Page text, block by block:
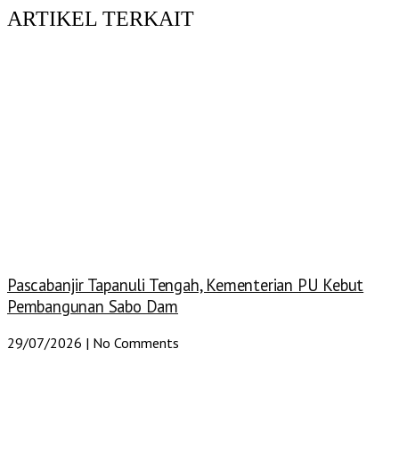
ARTIKEL TERKAIT
Pascabanjir Tapanuli Tengah, Kementerian PU Kebut
Pembangunan Sabo Dam
29/07/2026 No Comments